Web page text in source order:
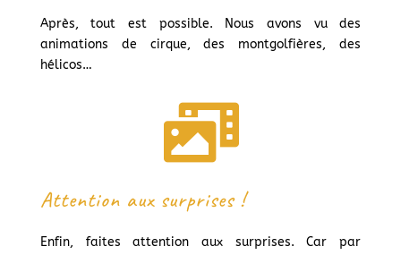
Après, tout est possible. Nous avons vu des
animations de cirque, des montgolfières, des
hélicos…

Attention aux surprises !
Enfin, faites attention aux surprises. Car par